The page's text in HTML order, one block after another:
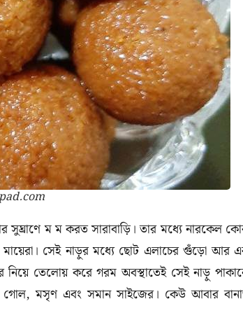
ম ম করত সারাবাড়ি। তার মধ্যে নারকেল
মায়েরা। সেই নাড়ুর মধ্যে ছোট এলাচের গুঁড়ো আর
নিয়ে তেলোয় করে গরম অবস্থাতেই সেই নাড়ু
গোল, মসৃণ এবং সমান সাইজের। কেউ আবার